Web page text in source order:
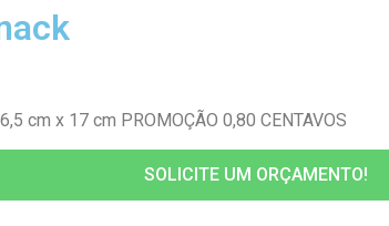
cm x 17 cm PROMOÇÃO 0,80 CENTAVOS
SOLICITE UM ORÇAMENTO!